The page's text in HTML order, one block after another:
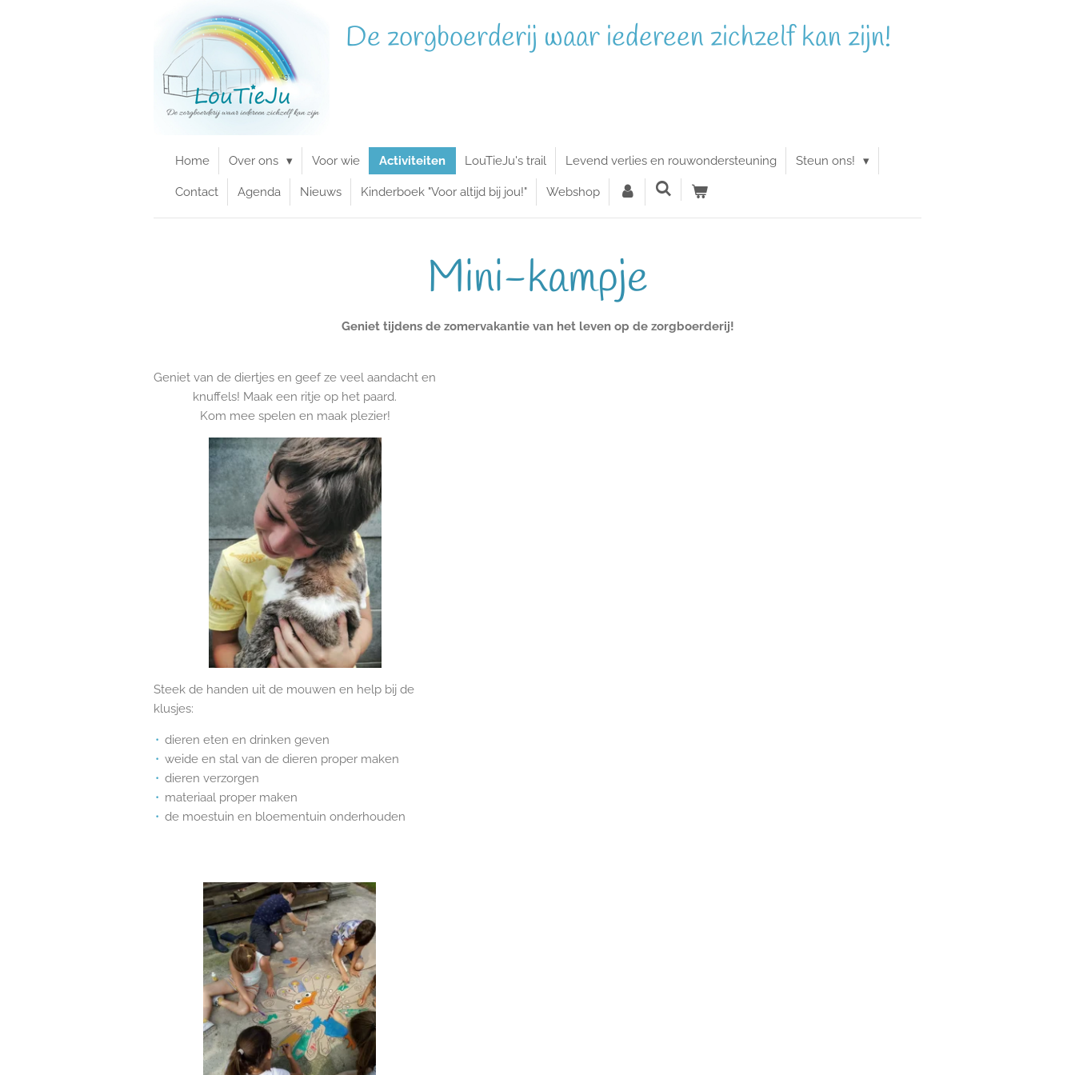
De zorgboerderij waar iedereen zichzelf kan zijn!
Home Over ons Voor wie Activiteiten LouTieJu's trail Levend verlies en rouwondersteuning Steun ons!
Contact Agenda Nieuws Kinderboek "Voor altijd bij jou!" Webshop
Mini-kampje
Geniet tijdens de zomervakantie van het leven op de zorgboerderij!
Geniet van de diertjes en geef ze veel aandacht en
knuffels! Maak een ritje op het paard.
Kom mee spelen en maak plezier!
Steek de handen uit de mouwen en help bij de
klusjes:
dieren eten en drinken geven
weide en stal van de dieren proper maken
dieren verzorgen
materiaal proper maken
de moestuin en bloementuin onderhouden